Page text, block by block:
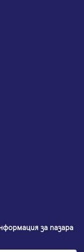
за пазара